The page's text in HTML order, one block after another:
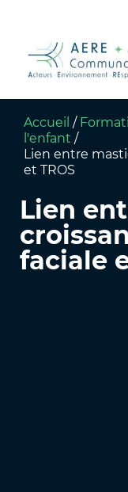
Accueil /
l'enfant /
Lien entre
et TROS
Lien
faciale